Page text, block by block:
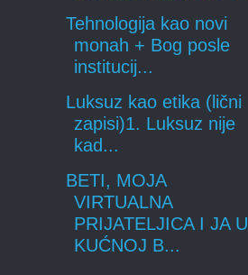
Tehnologija kao novi
monah + Bog posle
institucij...
Luksuz kao etika (lični
zapisi)1. Luksuz nije
kad...
BETI, MOJA
VIRTUALNA
PRIJATELJICA I JA U
KUĆNOJ B...